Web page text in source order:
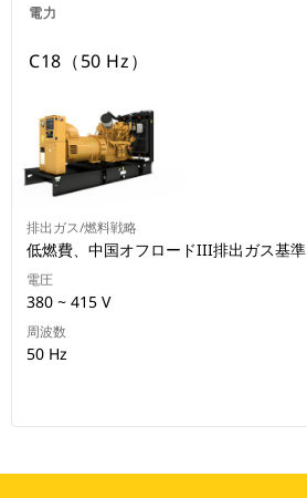
電力
C18（50 Hz）
排出ガス/燃料戦略
低燃費、中国オフロードIII排出ガス基準
電圧
380 ~ 415 V
周波数
50 Hz